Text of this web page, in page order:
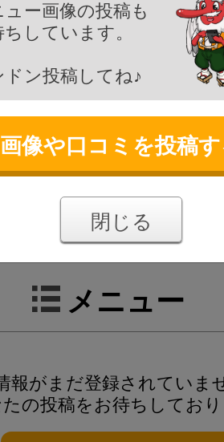
メニュー
報がまだ登録されていま
の投稿をお待ちしてお
ュー画像の投稿も
しています。
ドン投稿してね♪
画像や口コミを投稿
閉じる